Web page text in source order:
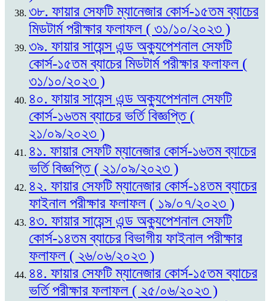
৩৮. ফায়ার সেফটি ম্যানেজার কোর্স-১৫তম ব্যাচের
মিডটার্ম পরীক্ষার ফলাফল ( ৩১/১০/২০২৩ )
৩৯. ফায়ার সায়েন্স এন্ড অক্যুপেশনাল সেফটি
কোর্স-১৫তম ব্যাচের মিডটার্ম পরীক্ষার ফলাফল (
৩১/১০/২০২৩ )
৪০. ফায়ার সায়েন্স এন্ড অক্যুপেশনাল সেফটি
কোর্স-১৬তম ব্যাচের ভর্তি বিজ্ঞপ্তি (
২১/০৯/২০২৩ )
৪১. ফায়ার সেফটি ম্যানেজার কোর্স-১৬তম ব্যাচের
ভর্তি বিজ্ঞপ্তি ( ২১/০৯/২০২৩ )
৪২. ফায়ার সেফটি ম্যানেজার কোর্স-১৪তম ব্যাচের
ফাইনাল পরীক্ষার ফলাফল ( ১৯/০৭/২০২৩ )
৪৩. ফায়ার সায়েন্স এন্ড অক্যুপেশনাল সেফটি
কোর্স-১৪তম ব্যাচের বিভাগীয় ফাইনাল পরীক্ষার
ফলাফল ( ২৬/০৬/২০২৩ )
৪৪. ফায়ার সেফটি ম্যানেজার কোর্স-১৫তম ব্যাচের
ভর্তি পরীক্ষার ফলাফল ( ২৫/০৬/২০২৩ )